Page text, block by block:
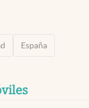
España